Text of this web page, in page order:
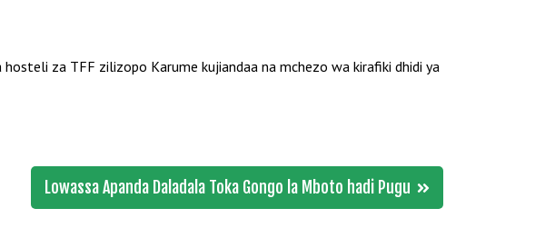
za TFF zilizopo Karume kujiandaa na mchezo wa kirafiki dhidi ya
Lowassa Apanda Daladala Toka Gongo la Mboto hadi Pugu